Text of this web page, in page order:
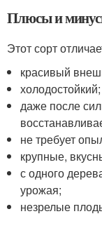
Плюсы и
Этот сорт
красивый
холодостойкий;
даже после
не требует
крупные,
с одного
урожая;
незрелые